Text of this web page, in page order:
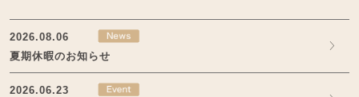
2026.08.06
夏期休暇のお知らせ
2026.06.23